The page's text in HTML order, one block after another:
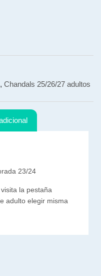
, Chandals 25/26/27 adultos
23/24
la pestaña
adulto elegir misma